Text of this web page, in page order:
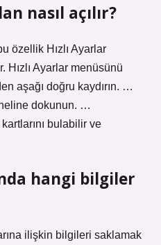
nasıl açılır?
özellik Hızlı Ayarlar
Ayarlar menüsünü
aşağı doğru kaydırın. …
dokunun. …
bulabilir ve
hangi bilgiler
ilişkin bilgileri saklamak